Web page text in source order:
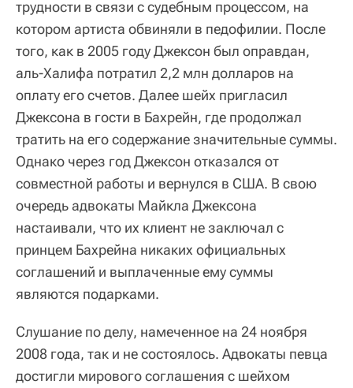
трудности в связи с судебным процессом, на
котором артиста обвиняли в педофилии. После
того, как в 2005 году Джексон был оправдан,
аль-Халифа потратил 2,2 млн долларов на
оплату его счетов. Далее шейх пригласил
Джексона в гости в Бахрейн, где продолжал
тратить на его содержание значительные суммы.
Однако через год Джексон отказался от
совместной работы и вернулся в США. В свою
очередь адвокаты Майкла Джексона
настаивали, что их клиент не заключал с
принцем Бахрейна никаких официальных
соглашений и выплаченные ему суммы
являются подарками.
Слушание по делу, намеченное на 24 ноября
2008 года, так и не состоялось. Адвокаты певца
достигли мирового соглашения с шейхом